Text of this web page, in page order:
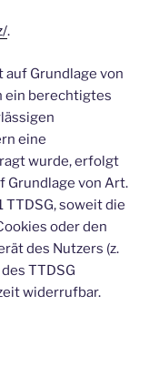
.
Grundlage von
ein berechtigtes
eine
wurde, erfolgt
Grundlage von Art.
TTDSG, soweit die
oder den
des Nutzers (z.
TTDSG
widerrufbar.